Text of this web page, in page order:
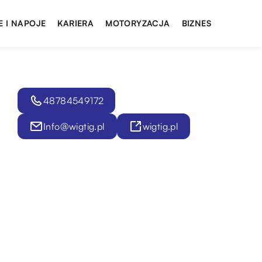
I NAPOJE KARIERA MOTORYZACJA BIZNES
48784549172
Info@wigtig.pl wigtig.pl